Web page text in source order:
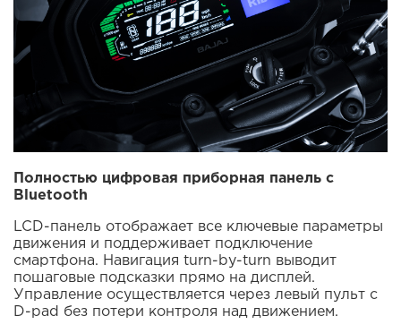
Полностью цифровая приборная панель с
Bluetooth
LCD-панель отображает все ключевые параметры
движения и поддерживает подключение
смартфона. Навигация turn-by-turn выводит
пошаговые подсказки прямо на дисплей.
Управление осуществляется через левый пульт с
D-pad без потери контроля над движением.